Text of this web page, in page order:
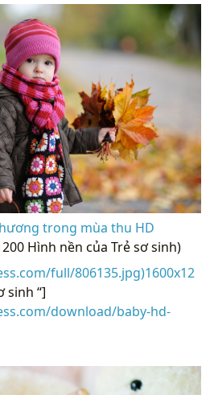
trong mùa thu HD
Hình nền của Trẻ sơ sinh)
full/806135.jpg)1600x12
sinh “]
download/baby-hd-